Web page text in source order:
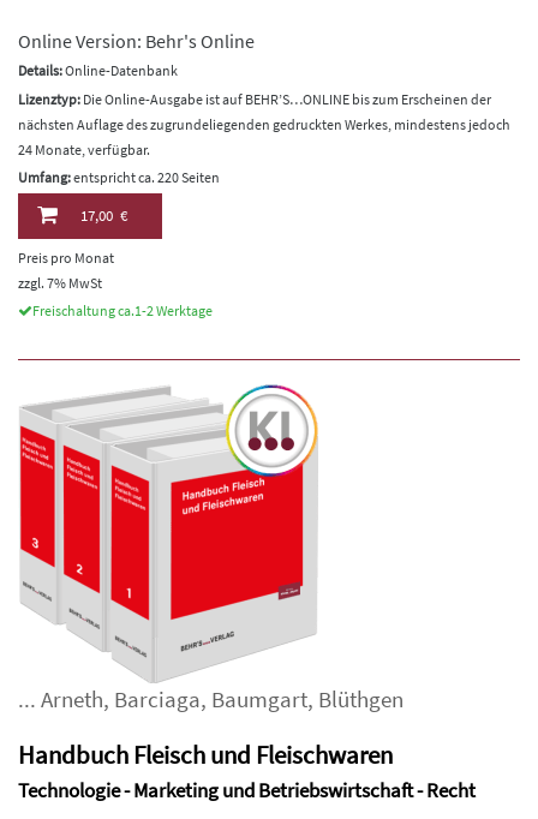
Online Version: Behr's Online
Details:Online-Datenbank
Lizenztyp: Die Online-Ausgabe ist auf BEHR’S…ONLINE bis zum Erscheinen der
nächsten Auflage des zugrundeliegenden gedruckten Werkes, mindestens jedoch
24 Monate, verfügbar.
Umfang:entspricht ca. 220 Seiten
17,00 €
Preis pro Monat
zzgl. 7% MwSt
Freischaltung ca.1-2 Werktage
... Arneth, Barciaga, Baumgart, Blüthgen
Handbuch Fleisch und Fleischwaren
Technologie - Marketing und Betriebswirtschaft - Recht